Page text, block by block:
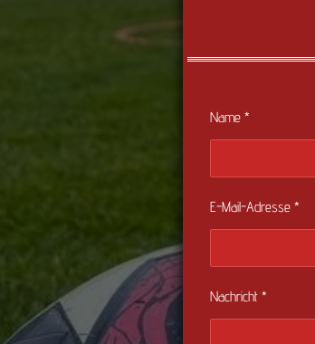
Name *
E-Mail-Adresse *
Nachricht *